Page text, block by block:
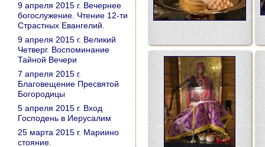
9 апреля 2015 г. Вечернее
богослужение. Чтение 12-ти
Страстных Евангелий.
9 апреля 2015 г. Великий
Четверг. Воспоминание
Тайной Вечери
7 апреля 2015 г.
Благовещение Пресвятой
Богородицы
5 апреля 2015 г. Вход
Господень в Иерусалим
25 марта 2015 г. Мариино
стояние.